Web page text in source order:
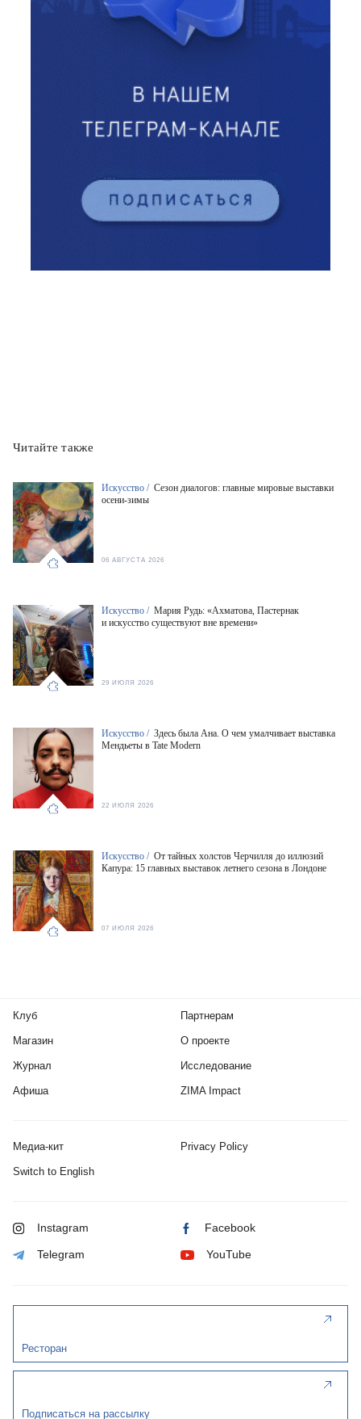
Читайте также
Искусство / Сезон диалогов: главные мировые выставки
осени-зимы
06 АВГУСТА 2026
Искусство / Мария Рудь: «Ахматова, Пастернак
и искусство существуют вне времени»
29 ИЮЛЯ 2026
Искусство / Здесь была Ана. О чем умалчивает выставка
Мендьеты в Tate Modern
22 ИЮЛЯ 2026
Искусство / От тайных холстов Черчилля до иллюзий
Капура: 15 главных выставок летнего сезона в Лондоне
07 ИЮЛЯ 2026
Клуб
Магазин
Журнал
Афиша
Партнерам
О проекте
Исследование
ZIMA Impact
Медиа-кит Privacy Policy
Switch to English
Instagram Facebook
Telegram YouTube
Ресторан
Подписаться на рассылку